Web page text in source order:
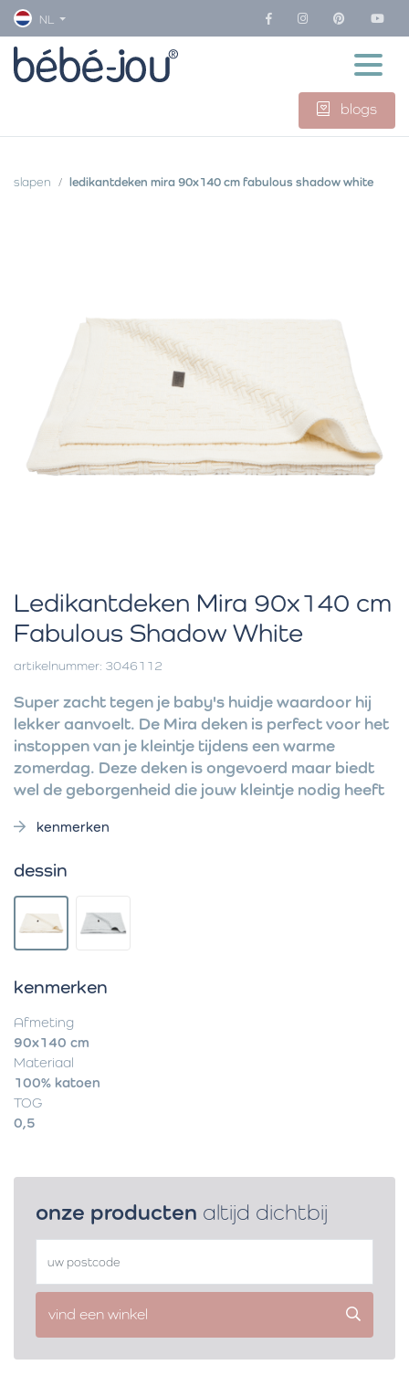
NL
blogs
slapen ledikantdeken mira 90x140 cm fabulous shadow white
Ledikantdeken Mira 90x140 cm
Fabulous Shadow White
artikelnummer: 3046112
Super zacht tegen je baby's huidje waardoor hij
lekker aanvoelt. De Mira deken is perfect voor het
instoppen van je kleintje tijdens een warme
zomerdag. Deze deken is ongevoerd maar biedt
wel de geborgenheid die jouw kleintje nodig heeft
kenmerken
dessin
kenmerken
Afmeting
90x140 cm
Materiaal
100% katoen
TOG
0,5
onze producten altijd dichtbij
vind een winkel